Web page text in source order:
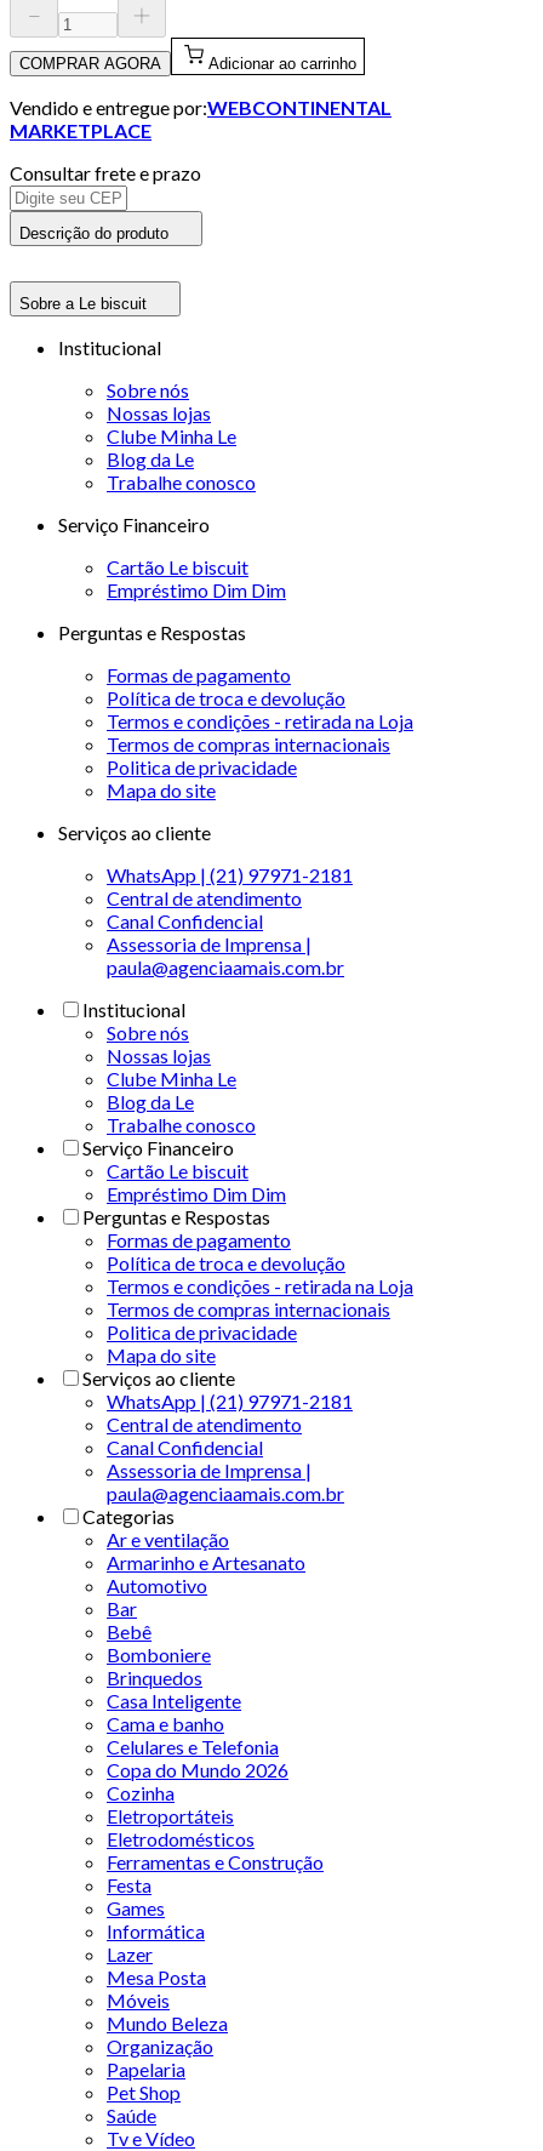
COMPRAR AGORA Adicionar ao carrinho
Vendido e entregue por:WEBCONTINENTAL
MARKETPLACE
Consultar frete e prazo
Descrição do produto
Sobre a Le biscuit
Institucional
Sobre nós
Nossas lojas
Clube Minha Le
Blog da Le
Trabalhe conosco
Serviço Financeiro
Cartão Le biscuit
Empréstimo Dim Dim
Perguntas e Respostas
Formas de pagamento
Política de troca e devolução
Termos e condições - retirada na Loja
Termos de compras internacionais
Politica de privacidade
Mapa do site
Serviços ao cliente
WhatsApp | (21) 97971-2181
Central de atendimento
Canal Confidencial
Assessoria de Imprensa |
paula@agenciaamais.com.br
Institucional
Sobre nós
Nossas lojas
Clube Minha Le
Blog da Le
Trabalhe conosco
Serviço Financeiro
Cartão Le biscuit
Empréstimo Dim Dim
Perguntas e Respostas
Formas de pagamento
Política de troca e devolução
Termos e condições - retirada na Loja
Termos de compras internacionais
Politica de privacidade
Mapa do site
Serviços ao cliente
WhatsApp | (21) 97971-2181
Central de atendimento
Canal Confidencial
Assessoria de Imprensa |
paula@agenciaamais.com.br
Categorias
Ar e ventilação
Armarinho e Artesanato
Automotivo
Bar
Bebê
Bomboniere
Brinquedos
Casa Inteligente
Cama e banho
Celulares e Telefonia
Copa do Mundo 2026
Cozinha
Eletroportáteis
Eletrodomésticos
Ferramentas e Construção
Festa
Games
Informática
Lazer
Mesa Posta
Móveis
Mundo Beleza
Organização
Papelaria
Pet Shop
Saúde
Tv e Vídeo